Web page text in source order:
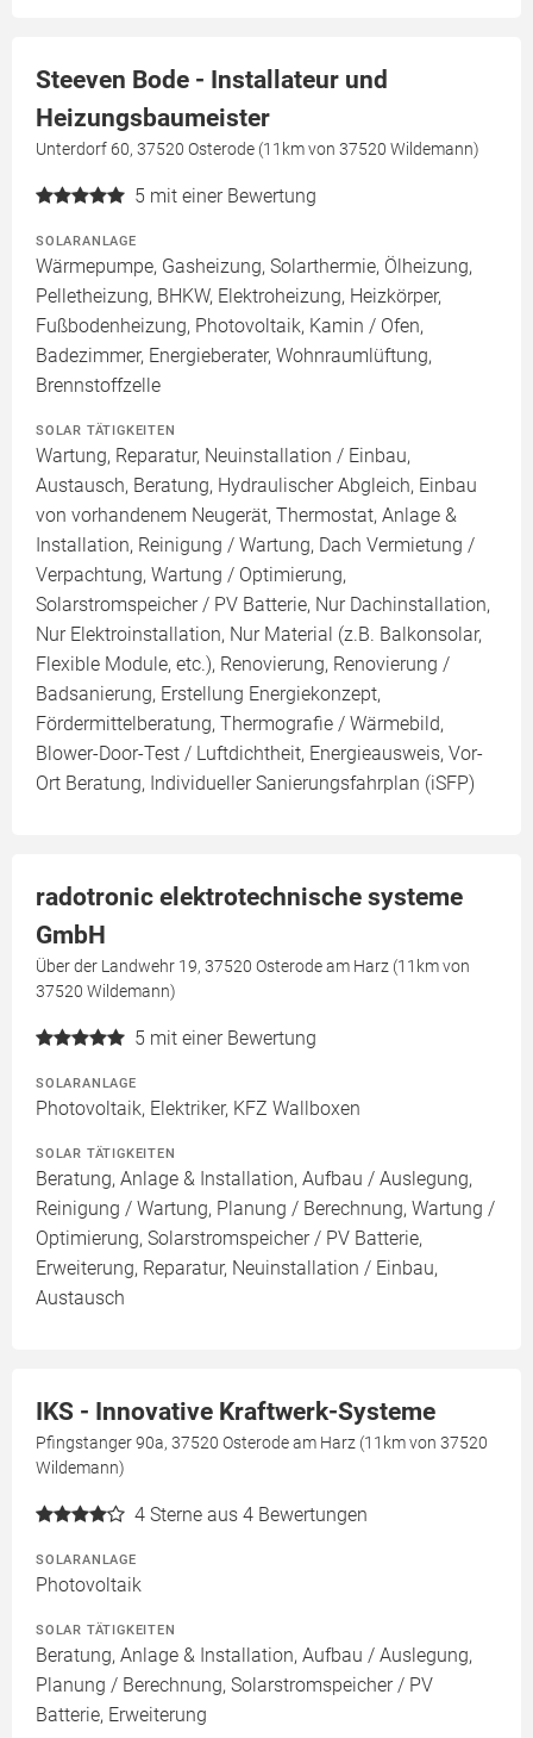
Steeven Bode - Installateur und
Heizungsbaumeister
Unterdorf 60, 37520 Osterode (11km von 37520 Wildemann)
5 mit einer Bewertung
SOLARANLAGE
Wärmepumpe, Gasheizung, Solarthermie, Ölheizung,
Pelletheizung, BHKW, Elektroheizung, Heizkörper,
Fußbodenheizung, Photovoltaik, Kamin / Ofen,
Badezimmer, Energieberater, Wohnraumlüftung,
Brennstoffzelle
SOLAR TÄTIGKEITEN
Wartung, Reparatur, Neuinstallation / Einbau,
Austausch, Beratung, Hydraulischer Abgleich, Einbau
von vorhandenem Neugerät, Thermostat, Anlage &
Installation, Reinigung / Wartung, Dach Vermietung /
Verpachtung, Wartung / Optimierung,
Solarstromspeicher / PV Batterie, Nur Dachinstallation,
Nur Elektroinstallation, Nur Material (z.B. Balkonsolar,
Flexible Module, etc.), Renovierung, Renovierung /
Badsanierung, Erstellung Energiekonzept,
Fördermittelberatung, Thermografie / Wärmebild,
Blower-Door-Test / Luftdichtheit, Energieausweis, Vor-
Ort Beratung, Individueller Sanierungsfahrplan (iSFP)
radotronic elektrotechnische systeme
GmbH
Über der Landwehr 19, 37520 Osterode am Harz (11km von
37520 Wildemann)
5 mit einer Bewertung
SOLARANLAGE
Photovoltaik, Elektriker, KFZ Wallboxen
SOLAR TÄTIGKEITEN
Beratung, Anlage & Installation, Aufbau / Auslegung,
Reinigung / Wartung, Planung / Berechnung, Wartung /
Optimierung, Solarstromspeicher / PV Batterie,
Erweiterung, Reparatur, Neuinstallation / Einbau,
Austausch
IKS - Innovative Kraftwerk-Systeme
Pfingstanger 90a, 37520 Osterode am Harz (11km von 37520
Wildemann)
4 Sterne aus 4 Bewertungen
SOLARANLAGE
Photovoltaik
SOLAR TÄTIGKEITEN
Beratung, Anlage & Installation, Aufbau / Auslegung,
Planung / Berechnung, Solarstromspeicher / PV
Batterie, Erweiterung